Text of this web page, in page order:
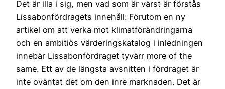
Det är illa i sig, men vad som är värst är förstås
Lissabonfördragets innehåll: Förutom en ny
artikel om att verka mot klimatförändringarna
och en ambitiös värderingskatalog i inledningen
innebär Lissabonfördraget tyvärr more of the
same. Ett av de längsta avsnitten i fördraget är
inte oväntat det om den inre marknaden. Det är